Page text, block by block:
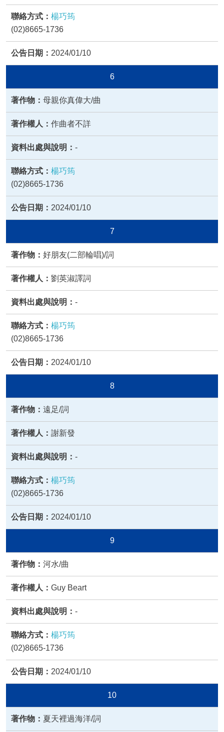
楊巧筠
(02)8665-1736
2024/01/10
6
母親你真偉大/曲
作曲者不詳
-
楊巧筠
(02)8665-1736
2024/01/10
7
好朋友(二部輪唱)/詞
劉英淑譯詞
-
楊巧筠
(02)8665-1736
2024/01/10
8
遠足/詞
謝新發
-
楊巧筠
(02)8665-1736
2024/01/10
9
河水/曲
Guy Beart
-
楊巧筠
(02)8665-1736
2024/01/10
10
夏天裡過海洋/詞